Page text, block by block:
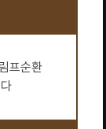
프순환